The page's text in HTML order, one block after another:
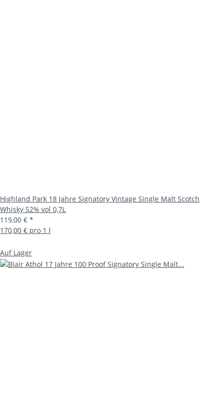
Highland Park 18 Jahre Signatory Vintage Single Malt Scotch
Whisky 52% vol 0,7L
119,00 € *
170,00 € pro 1 l
Auf Lager